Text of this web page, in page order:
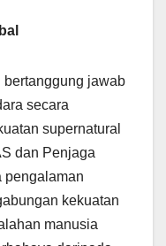
bertanggung jawab
secara
supernatural
dan Penjaga
pengalaman
kekuatan
manusia